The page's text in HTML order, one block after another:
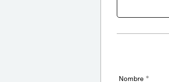
Nombre *